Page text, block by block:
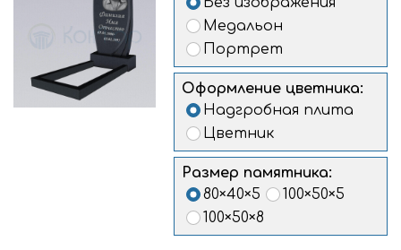
Медальон
Портрет
Оформление цветника:
Надгробная плита
Цветник
Размер памятника:
80×40×5
100×50×5
100×50×8